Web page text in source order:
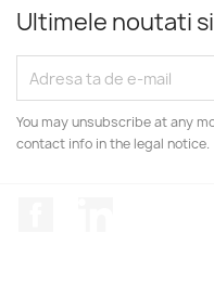
Ultimele noutati
You may unsubscribe at any
contact info in the legal notice.